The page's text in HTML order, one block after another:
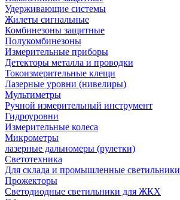
Удерживающие системы
Жилеты сигнальные
Комбинезоны защитные
Полукомбинезоны
Измерительные приборы
Детекторы металла и проводки
Токоизмерительные клещи
Лазерные уровни (нивелиры)
Мультиметры
Ручной измерительный инструмент
Гидроуровни
Измерительные колеса
Микрометры
лазерные дальномеры (рулетки)
Светотехника
Для склада и промышленные светильники
Прожекторы
Светодиодные светильники для ЖКХ